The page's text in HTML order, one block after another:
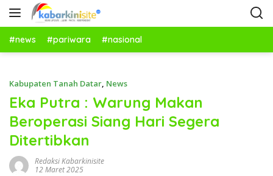
#news #pariwara #nasional
Kabupaten Tanah Datar, News
Eka Putra : Warung Makan
Beroperasi Siang Hari Segera
Ditertibkan
Redaksi Kabarkinisite
12 Maret 2025